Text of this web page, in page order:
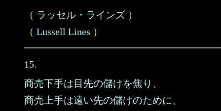
（ ラッセル・ラインズ ）
（ Lussell Lines ）
15.
商売下手は目先の儲けを焦り、
商売上手は遠い先の儲けのために、